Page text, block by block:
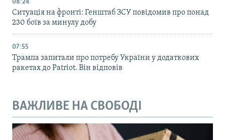
08:24
Ситуація на фронті: Генштаб ЗСУ повідомив про понад
230 боїв за минулу добу
07:55
Трампа запитали про потребу України у додаткових
ракетах до Patriot. Він відповів
ВАЖЛИВЕ НА СВОБОДІ